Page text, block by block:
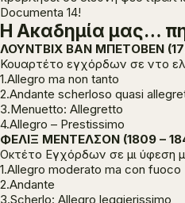
Documenta 14!
Η Ακαδημία μας…
ΛΟΥΝΤΒΙΧ ΒΑΝ ΜΠΕΤΟΒΕΝ
Κουαρτέτο εγχόρδων σε ντο
1.Allegro ma non tanto
2.Andante scherloso quasi
3.Menuetto: Allegretto
4.Allegro – Prestissimo
ΦΕΛΙΞ ΜΕΝΤΕΛΣΟΝ (1809 –
Οκτέτο Εγχόρδων σε μι ύφεση
1.Allegro moderato ma con fuoco
2.Andante
3.Scherlo: Allegro leggierissimo